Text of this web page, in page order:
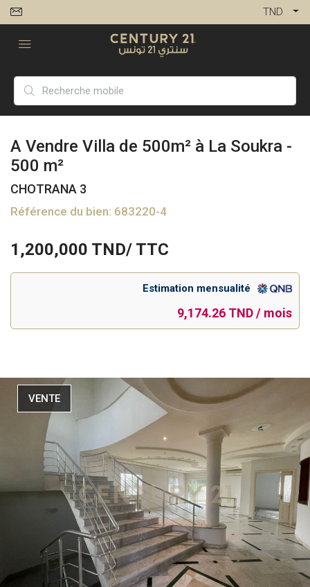
TND
A Vendre Villa de 500m² à La Soukra -
500 m²
CHOTRANA 3
Référence du bien: 683220-4
1,200,000 TND/ TTC
Estimation mensualité
9,174.26 TND / mois
VENTE